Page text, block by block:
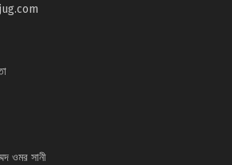
ওমর সানী